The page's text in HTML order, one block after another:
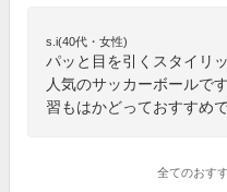
s.i(40代・女性)
パッと目を引くスタイリ
人気のサッカーボールで
習もはかどっておすすめで
全てのおす